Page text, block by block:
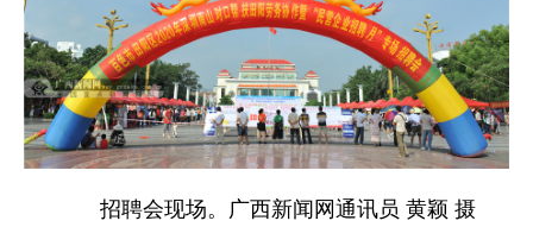
招聘会现场。广西新闻网通讯员 黄颖 摄